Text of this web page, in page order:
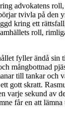
advokatens
tvivla på den
kring ett
roll,
fyller ändå sin
mångbottnad
till tankar och
gott skratt.
varje sekund av
får en att